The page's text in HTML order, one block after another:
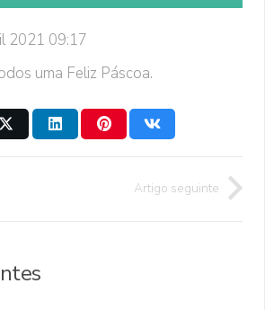
2021 09:17
uma Feliz Páscoa.
Artigo seguinte